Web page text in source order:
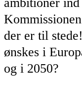
der er til
ønskes i
og i 2050?